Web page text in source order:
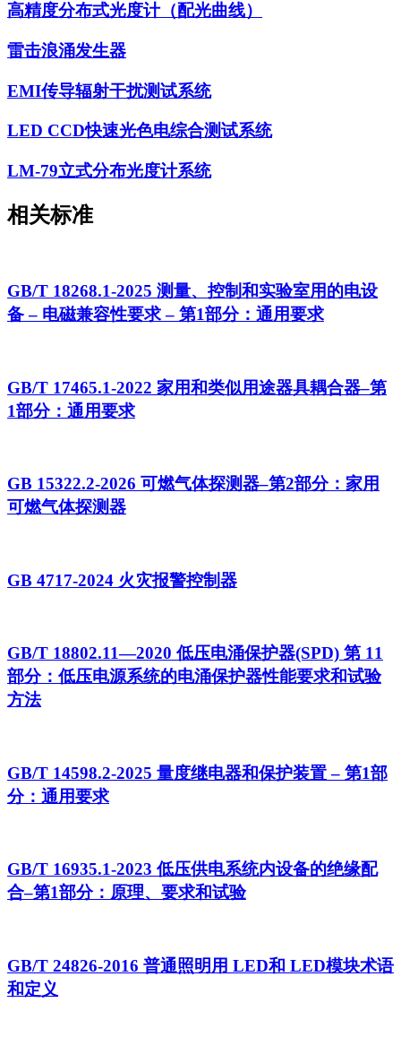
高精度分布式光度计（配光曲线）
雷击浪涌发生器
EMI传导辐射干扰测试系统
LED CCD快速光色电综合测试系统
LM-79立式分布光度计系统
相关标准
GB/T 18268.1-2025 测量、控制和实验室用的电设
备 – 电磁兼容性要求 – 第1部分：通用要求
GB/T 17465.1-2022 家用和类似用途器具耦合器–第
1部分：通用要求
GB 15322.2-2026 可燃气体探测器–第2部分：家用
可燃气体探测器
GB 4717-2024 火灾报警控制器
GB/T 18802.11—2020 低压电涌保护器(SPD) 第 11
部分：低压电源系统的电涌保护器性能要求和试验
方法
GB/T 14598.2-2025 量度继电器和保护装置 – 第1部
分：通用要求
GB/T 16935.1-2023 低压供电系统内设备的绝缘配
合–第1部分：原理、要求和试验
GB/T 24826-2016 普通照明用 LED和 LED模块术语
和定义